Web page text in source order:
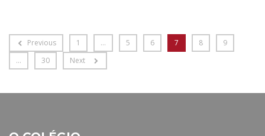
Previous 1 … 5 6 7 8
9
…
30 Next